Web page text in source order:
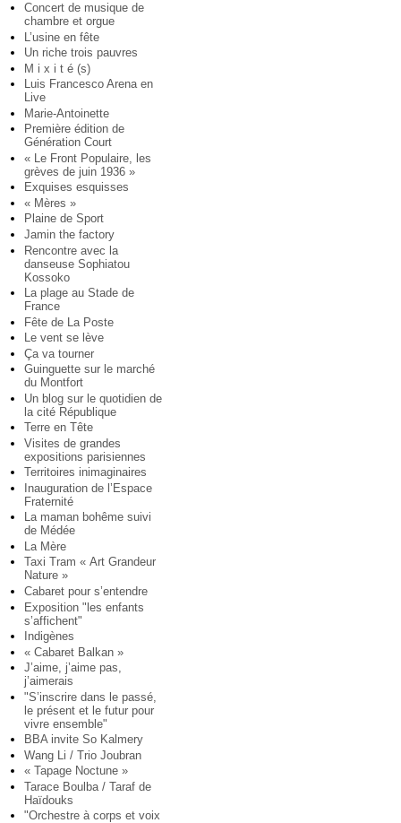
Concert de musique de
chambre et orgue
L’usine en fête
Un riche trois pauvres
M i x i t é (s)
Luis Francesco Arena en
Live
Marie-Antoinette
Première édition de
Génération Court
« Le Front Populaire, les
grèves de juin 1936 »
Exquises esquisses
« Mères »
Plaine de Sport
Jamin the factory
Rencontre avec la
danseuse Sophiatou
Kossoko
La plage au Stade de
France
Fête de La Poste
Le vent se lève
Ça va tourner
Guinguette sur le marché
du Montfort
Un blog sur le quotidien de
la cité République
Terre en Tête
Visites de grandes
expositions parisiennes
Territoires inimaginaires
Inauguration de l’Espace
Fraternité
La maman bohême suivi
de Médée
La Mère
Taxi Tram « Art Grandeur
Nature »
Cabaret pour s’entendre
Exposition "les enfants
s’affichent"
Indigènes
« Cabaret Balkan »
J’aime, j’aime pas,
j’aimerais
"S’inscrire dans le passé,
le présent et le futur pour
vivre ensemble"
BBA invite So Kalmery
Wang Li / Trio Joubran
« Tapage Noctune »
Tarace Boulba / Taraf de
Haïdouks
"Orchestre à corps et voix